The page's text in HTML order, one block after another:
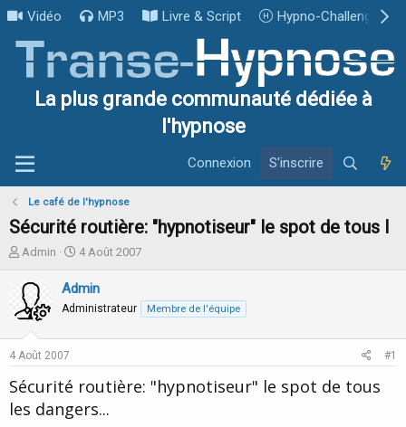
Vidéo MP3 Livre & Script Hypno-Challenge
La plus grande communauté dédiée à
l'hypnose
Connexion S'inscrire
Le café de l'hypnose
Sécurité routière: "hypnotiseur" le spot de tous l
I
i
t
i
t
u
d
Admin
D
t
d
b
t
4 Août 2007
Admin
Administrateur Membre de l'équipe
4 Août 2007 #1
Sécurité routière: "hypnotiseur" le spot de tous
les dangers...